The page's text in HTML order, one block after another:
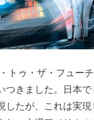
トゥ・ザ・フュー
つきました。日本
したが、これは実